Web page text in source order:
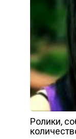
Ролики,